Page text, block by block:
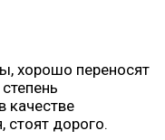
хорошо переносят
качестве
стоят дорого.